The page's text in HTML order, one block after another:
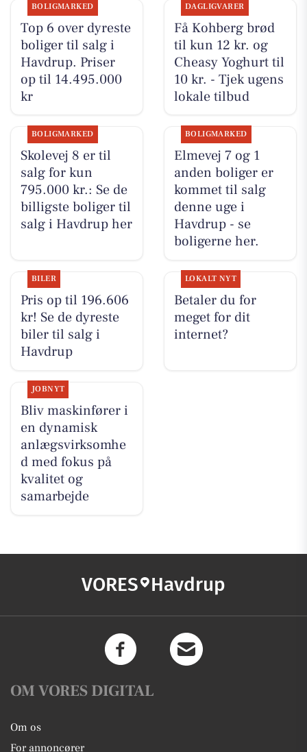
BOLIGMARKED
Top 6 over dyreste
boliger til salg i
Havdrup. Priser
op til 14.495.000
kr
DAGLIGVARER
Få Kohberg brød
til kun 12 kr. og
Cheasy Yoghurt til
10 kr. - Tjek ugens
lokale tilbud
BOLIGMARKED
Skolevej 8 er til
salg for kun
795.000 kr.: Se de
billigste boliger til
salg i Havdrup her
BOLIGMARKED
Elmevej 7 og 1
anden boliger er
kommet til salg
denne uge i
Havdrup - se
boligerne her.
BILER
Pris op til 196.606
kr! Se de dyreste
biler til salg i
Havdrup
LOKALT NYT
Betaler du for
meget for dit
internet?
JOBNYT
Bliv maskinfører i
en dynamisk
anlægsvirksomhe
d med fokus på
kvalitet og
samarbejde
VORES Havdrup
OM VORES DIGITAL
Om os
For annoncører